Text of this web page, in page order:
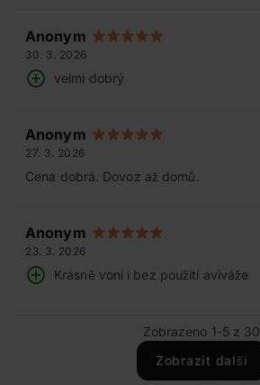
Anonym
30. 3. 2026
velmi dobrý
Anonym
27. 3. 2026
Cena dobrá. Dovoz až domů.
Anonym
23. 3. 2026
Krásně voní i bez použití aviváže
Zobrazeno 1-5 z 30
Zobrazit další